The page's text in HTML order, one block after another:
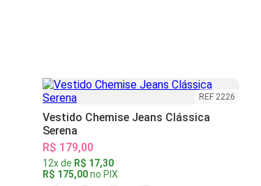
REF 2226
Vestido Chemise Jeans Clássica
Serena
R$ 179,00
12x de R$ 17,30
R$ 175,00no PIX